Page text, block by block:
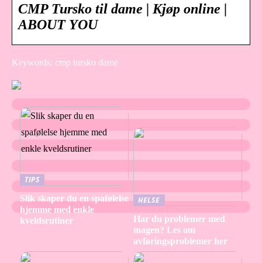
CMP Tursko til dame | Kjøp online |
ABOUT YOU
Keywords: cmp tursko dame
TIPS
Slik skaper du en spafølelse
hjemme med enkle
kveldsrutiner
HELSE
Har du problemer med
magen? Les om
avføringsproblemer her